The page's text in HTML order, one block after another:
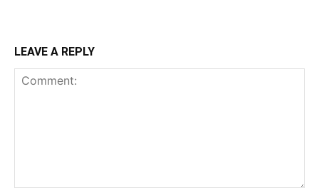
LEAVE A REPLY